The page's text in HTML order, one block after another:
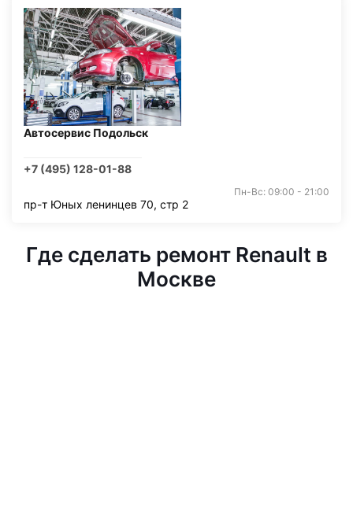
Автосервис Подольск
+7 (495) 128-01-88
Пн-Вс: 09:00 - 21:00
пр-т Юных ленинцев 70, стр 2
Где сделать ремонт Renault в
Москве